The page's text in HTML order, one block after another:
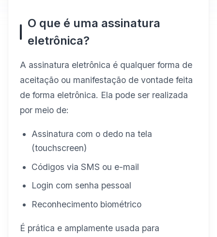
O que é uma assinatura
eletrônica?
A assinatura eletrônica é qualquer forma de
aceitação ou manifestação de vontade feita
de forma eletrônica. Ela pode ser realizada
por meio de:
Assinatura com o dedo na tela
(touchscreen)
Códigos via SMS ou e-mail
Login com senha pessoal
Reconhecimento biométrico
É prática e amplamente usada para